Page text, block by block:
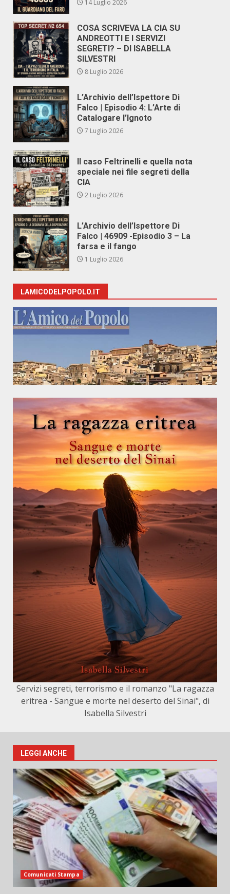
14 Luglio 2026
COSA SCRIVEVA LA CIA SU
ANDREOTTI E I SERVIZI
SEGRETI? – DI ISABELLA
SILVESTRI
8 Luglio 2026
L’Archivio dell’Ispettore Di
Falco | Episodio 4: L’Arte di
Catalogare l’Ignoto
7 Luglio 2026
Il caso Feltrinelli e quella nota
speciale nei file segreti della
CIA
2 Luglio 2026
L’Archivio dell’Ispettore Di
Falco | 46909 -Episodio 3 – La
farsa e il fango
1 Luglio 2026
LAMICODELPOPOLO.IT
Servizi segreti, terrorismo e il romanzo "La ragazza
eritrea - Sangue e morte nel deserto del Sinai", di
Isabella Silvestri
LEGGI ANCHE
Comunicati Stampa